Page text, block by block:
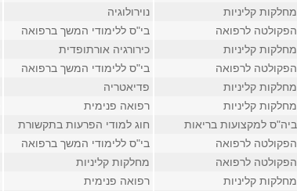
מחלקות קליניות נוירולוגיה
הפקולטה לרפואה
בי"ס ללימודי המשך ברפואה
מחלקות קליניות כירורגיה אורתופדית
הפקולטה לרפואה
בי"ס ללימודי המשך ברפואה
מחלקות קליניות
פדיאטריה
מחלקות קליניות רפואה פנימית
ביה"ס למקצועות בריאות חוג למודי הפרעות בתקשורת
הפקולטה לרפואה
בי"ס ללימודי המשך ברפואה
הפקולטה לרפואה מחלקות קליניות
מחלקות קליניות רפואה פנימית